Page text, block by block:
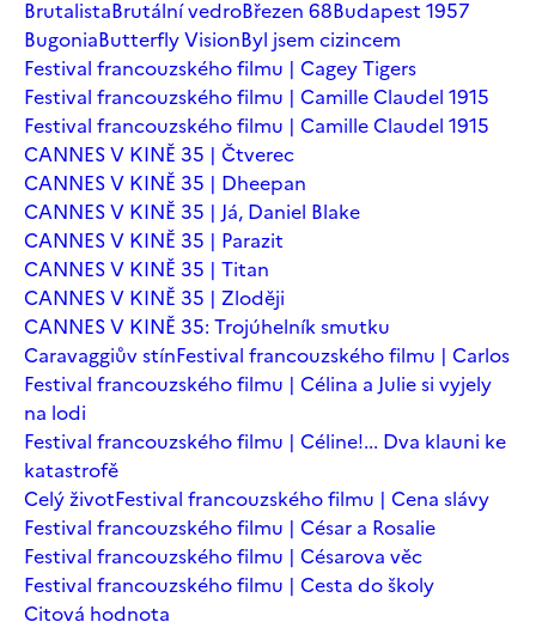
BrutalistaBrutální vedroBřezen 68Budapest 1957
BugoniaButterfly VisionByl jsem cizincem
Festival francouzského filmu | Cagey Tigers
Festival francouzského filmu | Camille Claudel 1915
Festival francouzského filmu | Camille Claudel 1915
CANNES V KINĚ 35 | Čtverec
CANNES V KINĚ 35 | Dheepan
CANNES V KINĚ 35 | Já, Daniel Blake
CANNES V KINĚ 35 | Parazit
CANNES V KINĚ 35 | Titan
CANNES V KINĚ 35 | Zloději
CANNES V KINĚ 35: Trojúhelník smutku
Caravaggiův stínFestival francouzského filmu | Carlos
Festival francouzského filmu | Célina a Julie si vyjely
na lodi
Festival francouzského filmu | Céline!... Dva klauni ke
katastrofě
Celý životFestival francouzského filmu | Cena slávy
Festival francouzského filmu | César a Rosalie
Festival francouzského filmu | Césarova věc
Festival francouzského filmu | Cesta do školy
Citová hodnota